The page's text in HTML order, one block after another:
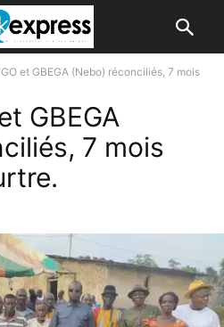
et GBEGA (Nebo) réconciliés, 7 mois
GBEGA
7 mois